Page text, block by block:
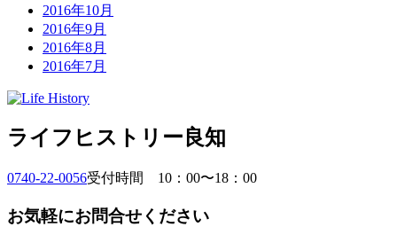
2016年10月
2016年9月
2016年8月
2016年7月
ライフヒストリー良知
0740-22-0056受付時間 10：00〜18：00
お気軽にお問合せください